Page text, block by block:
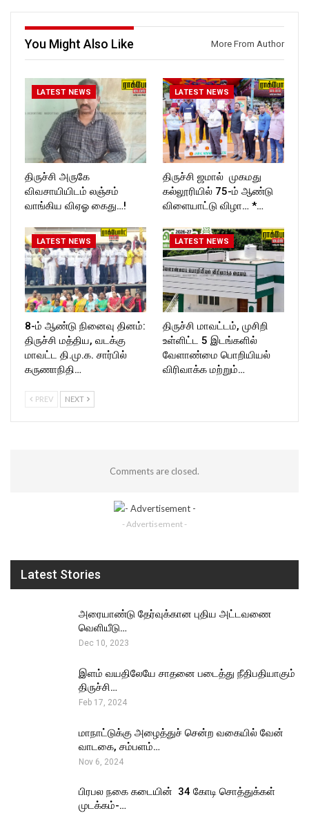
ckforttimes/
Follow us on:
https://twitter.com/ROCKFOR
You Might Also Like More From Author
LATEST NEWS
திருச்சி அருகே
விவசாயியிடம் லஞ்சம்
வாங்கிய விஏஓ கைது…!
LATEST NEWS
திருச்சி ஜமால் முகமது
கல்லூரியில் 75-ம் ஆண்டு
விளையாட்டு விழா… *…
LATEST NEWS
8-ம் ஆண்டு நினைவு தினம்:
திருச்சி மத்திய, வடக்கு
மாவட்ட தி.மு.க. சார்பில்
கருணாநிதி…
LATEST NEWS
திருச்சி மாவட்டம், முசிறி
உள்ளிட்ட 5 இடங்களில்
வேளாண்மை பொறியியல்
விரிவாக்க மற்றும்…
PREV NEXT
Comments are closed.
- Advertisement -
Latest Stories
அரையாண்டு தேர்வுக்கான புதிய அட்டவணை
வெளியீடு…
Dec 10, 2023
இளம் வயதிலேயே சாதனை படைத்து நீதிபதியாகும்
திருச்சி…
Feb 17, 2024
மாநாட்டுக்கு அழைத்துச் சென்ற வகையில் வேன்
வாடகை, சம்பளம்…
Nov 6, 2024
பிரபல நகை கடையின் ₹ 34 கோடி சொத்துக்கள்
முடக்கம்-…